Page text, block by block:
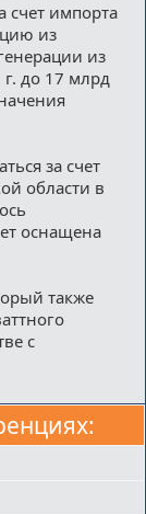
счет импорта
из
из
до 17 млрд
за счет
области в
оснащена
также
с